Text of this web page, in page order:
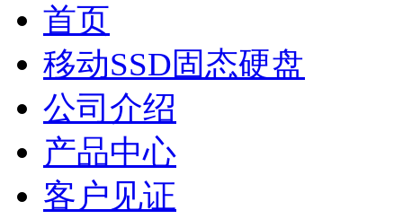
首页
移动SSD固态硬盘
公司介绍
产品中心
客户见证